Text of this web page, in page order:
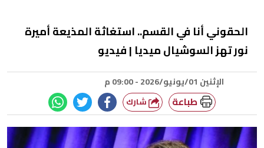
الحقوني أنا في القسم.. استغاثة المذيعة أميرة
نور تهز السوشيال ميديا | فيديو
الإثنين 01/يونيو/2026 - 09:00 م
طباعة